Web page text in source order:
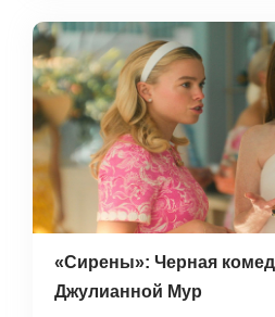
«Сирены»: Черная
Джулианной Мур